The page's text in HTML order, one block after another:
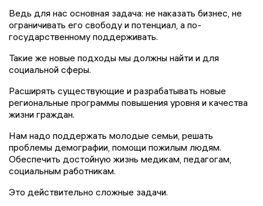
Ведь для нас основная задача: не наказать бизнес, не
ограничивать его свободу и потенциал, а по-
государственному поддерживать.
Такие же новые подходы мы должны найти и для
социальной сферы.
Расширять существующие и разрабатывать новые
региональные программы повышения уровня и качества
жизни граждан.
Нам надо поддержать молодые семьи, решать
проблемы демографии, помощи пожилым людям.
Обеспечить достойную жизнь медикам, педагогам,
социальным работникам.
Это действительно сложные задачи.